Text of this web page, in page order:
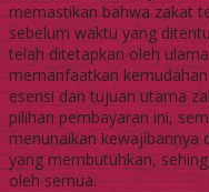
memastikan bahwa zakat
sebelum waktu yang
telah ditetapkan oleh
memanfaatkan
esensi dan tujuan utama
pilihan pembayaran ini,
menunaikan kewajibannya
yang membutuhkan,
oleh semua.